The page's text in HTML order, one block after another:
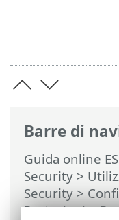
Barre di
Guida online
Security >
Security>
Protezioni>